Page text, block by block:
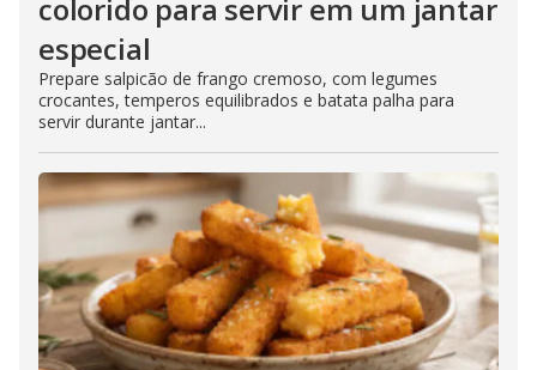
colorido para servir em um jantar
especial
Prepare salpicão de frango cremoso, com legumes
crocantes, temperos equilibrados e batata palha para
servir durante jantar...